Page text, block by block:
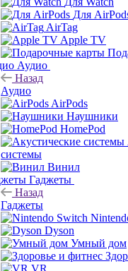
Для
AirTag
Apple TV
Аудио
Назад
Аудио
AirPods
Наушники
HomePod
системы
Винил
Гаджеты
Назад
Гаджеты
Dyson
Умный дом
VR